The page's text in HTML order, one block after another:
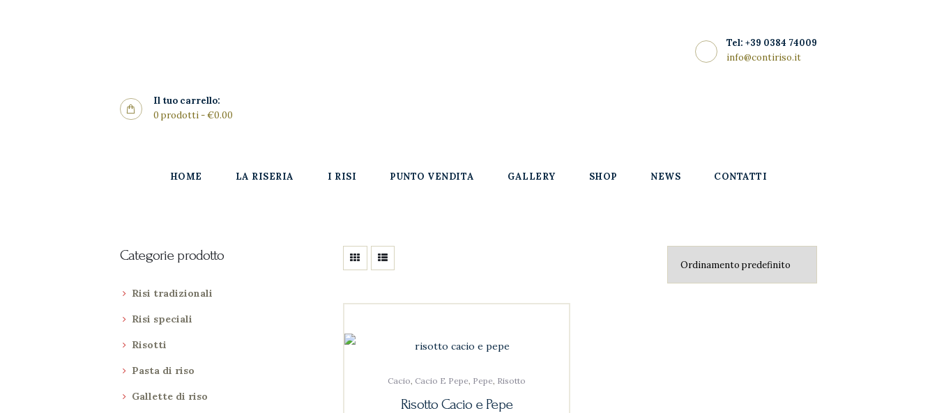
Tel: +39 0384 74009
info@contiriso.it
Il tuo carrello:
0 prodotti-€0.00
HOME LA RISERIA I RISI PUNTO VENDITA GALLERY SHOP NEWS CONTATTI
Cacio Cacio E Pepe Pepe Risotto
Risotto Cacio e Pepe
Categorie prodotto
Risi tradizionali
Risi speciali
Risotti
Pasta di riso
Gallette di riso